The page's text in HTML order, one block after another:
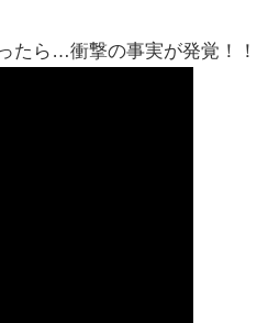
たら…衝撃の事実が発覚！！